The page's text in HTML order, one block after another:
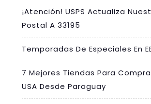
¡Atención! USPS Actualiza
Postal A 33195
Temporadas De Especiales En
7 Mejores Tiendas Para
USA Desde Paraguay